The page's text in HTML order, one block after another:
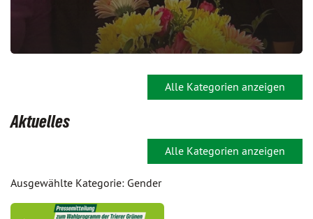
Alle Kategorien anzeigen
Aktuelles
Alle Kategorien anzeigen
Ausgewählte Kategorie: Gender